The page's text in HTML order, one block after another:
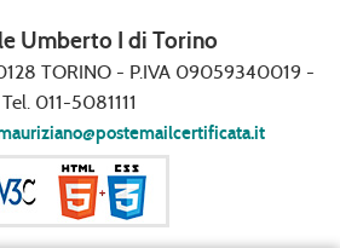
Umberto I di Torino
TORINO - P.IVA 09059340019 -
Tel. 011-5081111